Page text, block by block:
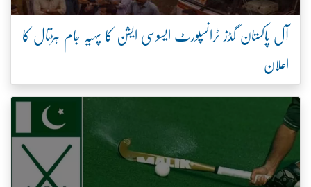
آل پاکستان گڈز ٹرانسپورٹ ایسوسی ایشن کا پہیہ جام ہڑتال کا
اعلان